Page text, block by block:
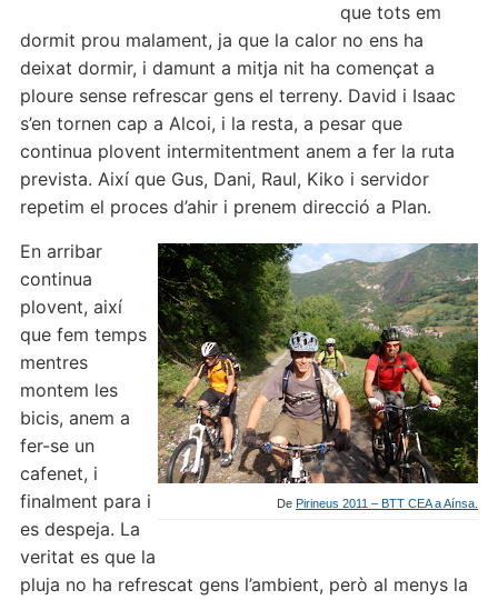
que tots em
dormit prou malament, ja que la calor no ens ha
deixat dormir, i damunt a mitja nit ha començat a
ploure sense refrescar gens el terreny. David i Isaac
s’en tornen cap a Alcoi, i la resta, a pesar que
continua plovent intermitentment anem a fer la ruta
prevista. Així que Gus, Dani, Raul, Kiko i servidor
repetim el proces d’ahir i prenem direcció a Plan.
DePirineus 2011 – BTT CEA a Aínsa.
En arribar
continua
plovent, així
que fem temps
mentres
montem les
bicis, anem a
fer-se un
cafenet, i
finalment para i
es despeja. La
veritat es que la
pluja no ha refrescat gens l’ambient, però al menys la